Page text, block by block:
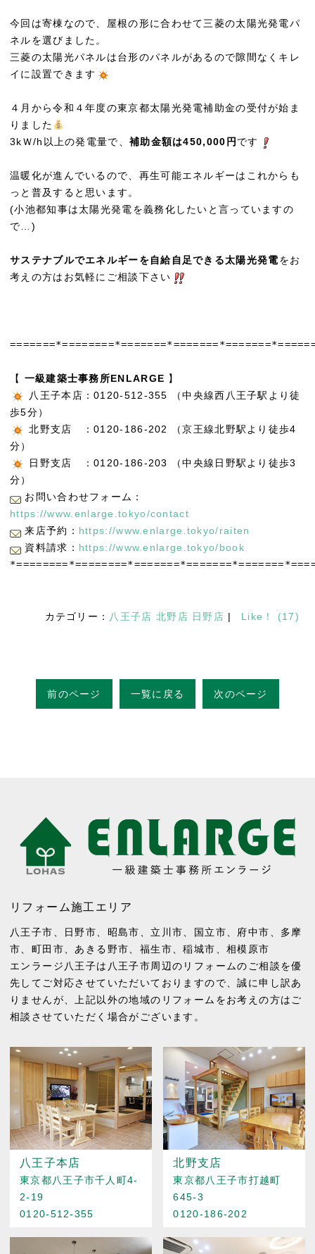
今回は寄棟なので、屋根の形に合わせて三菱の太陽光発電パ
ネルを選びました。
三菱の太陽光パネルは台形のパネルがあるので隙間なくキレ
イに設置できます
４月から令和４年度の東京都太陽光発電補助金の受付が始ま
りました
3kＷ/h以上の発電量で、 補助金額は450,000円 です
温暖化が進んでいるので、再生可能エネルギーはこれからも
っと普及すると思います。
(小池都知事は太陽光発電を義務化したいと言っていますの
で…)
サステナブルでエネルギーを自給自足できる太陽光発電をお
考えの方はお気軽にご相談下さい
【 一級建築士事務所ENLARGE 】
八王子本店：0120-512-355 （中央線西八王子駅より徒
歩5分）
北野支店 ：0120-186-202 （京王線北野駅より徒歩4
分）
日野支店 ：0120-186-203 （中央線日野駅より徒歩3
分）
お問い合わせフォーム：
https://www.enlarge.tokyo/contact
来店予約： https://www.enlarge.tokyo/raiten
資料請求： https://www.enlarge.tokyo/book
カテゴリー： 八王子店 北野店 日野店 | Like！ (17)
前のページ 一覧に戻る 次のページ
リフォーム施工エリア
八王子市 日野市 昭島市 立川市 国立市 府中市
多摩
市
町田市 あきる野市 福生市 、稲城市 、相模原市
エンラージ八王子は八王子市周辺のリフォームのご相談を優
先してご対応させていただいておりますので、誠に申し訳あ
りませんが、上記以外の地域のリフォームをお考えの方はご
相談させていただく場合がございます。
八王子本店
東京都八王子市千人町4-
2-19
0120-512-355
北野支店
東京都八王子市打越町
645-3
0120-186-202